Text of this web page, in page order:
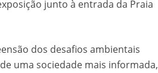
junto à entrada da Praia
dos desafios ambientais
uma sociedade mais informada,